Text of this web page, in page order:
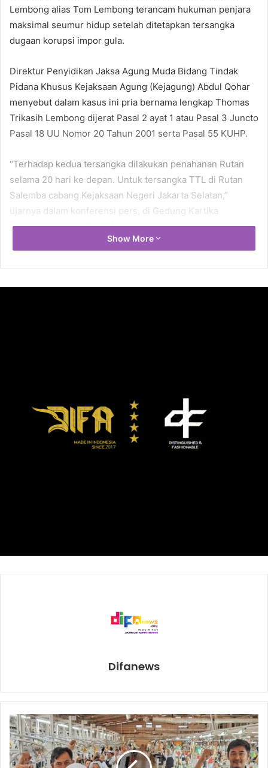
Lembong alias Tom Lembong terancam hukuman penjara
maksimal seumur hidup setelah ditetapkan tersangka
dugaan korupsi impor gula.
Direktur Penyidikan Jaksa Agung Muda Bidang Tindak
Pidana Khusus Kejaksaan Agung (Kejagung) Abdul Qohar
menyebut dalam kasus ini pria bernama lengkap Thomas
Trikasih Lembong dijerat Pasal 2 ayat 1 atau Pasal 3 Juncto
Pasal 18 UU Nomor 20 Tahun 2001 serta Pasal 55 KUHP.
“Terhadap kedua tersangka dilakukan penahanan Rutan
selama 20 hari ke depan. Untuk tersangka TTL di Rutan
Salemba cabang Kejaksaan Negeri Jakarta Selatan,”
ujarnya dalam konferensi pers, di Gedung Kartika
Kejagung, Selasa (29/10).
Tom Lembong artinya terancam hukuman penjara
maksimal seumur hidup sesuai bunyi Pasal 3 Undang-
perbuatan memperkaya diri sendiri atau orang lain atau
suatu korporasi yang dapat merugikan keuangan negara
atau perekonomian negara, dipidana penjara dengan
penjara seumur hidup atau pidana penjara paling singkat 4
yang ada padanya karena jabatan atau kedudukan yang
dapat merugikan keuangan negara atau perekonomian
atau pidana penjara paling singkat 1 (satu) tahun dan paling
Rp. 50.000.000,00 (lima puluh juta rupiah) dan paling
Tom Lembong diduga menyalahi kewenangannya sebagai
Mendag dalam menangani kebijakan importasi gula tahun
Show More
Difanews